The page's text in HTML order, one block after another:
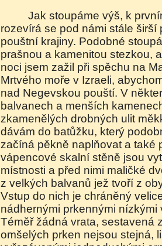
Jak stoupáme výš, k prvním kamenným obydlím,
rozevírá se pod námi stále širší
pouštní krajiny. Podobné
prašnou a kamenitou stezkou,
noci jsem zažil při spěchu na
Mrtvého moře v Izraeli,
nad Negevskou pouští. V
balvanech a menších
zkamenělých drobných ulit
dávám do batůžku, který
začíná pěkně naplňovat a také
vápencové skalní stěně jsou
místnosti a před nimi maličké
z velkých balvanů jež tvoří z
Vstup do nich je chráněný
nádhernými prkennými nízkými
Téměř žádná vrata, sestavená
omšelých prken nejsou stejná,